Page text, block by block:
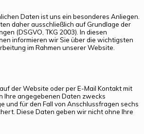
Daten ist uns ein besonderes Anliegen.
daher ausschließlich auf Grundlage der
(DSGVO, TKG 2003). In diesen
informieren wir Sie über die wichtigsten
im Rahmen unserer Website.
der Website oder per E-Mail Kontakt mit
Ihre angegebenen Daten zwecks
und für den Fall von Anschlussfragen sechs
Diese Daten geben wir nicht ohne Ihre